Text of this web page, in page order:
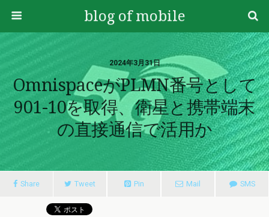
blog of mobile
2024年3月31日
OmnispaceがPLMN番号として
901-10を取得、衛星と携帯端末
の直接通信で活用か
Share Tweet Pin Mail SMS